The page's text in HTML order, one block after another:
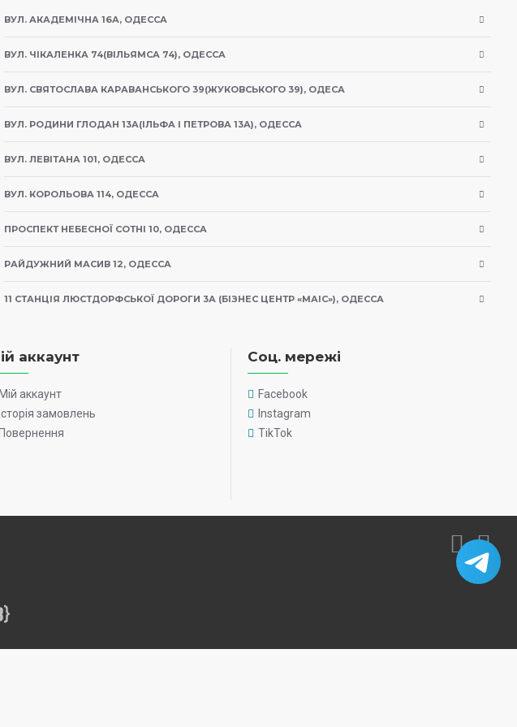
ВУЛ. АКАДЕМІЧНА 16А, ОДЕССА
ВУЛ. ЧІКАЛЕНКА 74(ВІЛЬЯМСА 74), ОДЕССА
ВУЛ. СВЯТОСЛАВА КАРАВАНСЬКОГО 39(ЖУКОВСЬКОГО 39), ОДЕСА
ВУЛ. РОДИНИ ГЛОДАН 13А(ІЛЬФА І ПЕТРОВА 13А), ОДЕССА
ВУЛ. ЛЕВІТАНА 101, ОДЕССА
ВУЛ. КОРОЛЬОВА 114, ОДЕССА
ПРОСПЕКТ НЕБЕСНОЇ СОТНІ 10, ОДЕССА
РАЙДУЖНИЙ МАСИВ 12, ОДЕССА
11 СТАНЦІЯ ЛЮСТДОРФСЬКОЇ ДОРОГИ 3А (БІЗНЕС ЦЕНТР «МАІС»), ОДЕССА
аккаунт
Мій аккаунт
Історія замовлень
Повернення
Соц. мережі
Facebook
Instagram
TikTok